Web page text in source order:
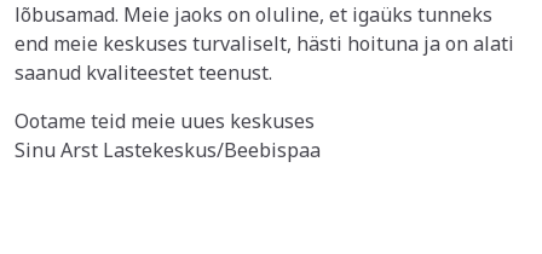
lõbusamad. Meie jaoks on oluline, et igaüks tunneks
end meie keskuses turvaliselt, hästi hoituna ja on alati
saanud kvaliteestet teenust.
Ootame teid meie uues keskuses
Sinu Arst Lastekeskus/Beebispaa